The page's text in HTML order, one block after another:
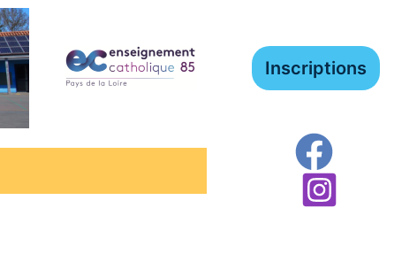
Inscriptions